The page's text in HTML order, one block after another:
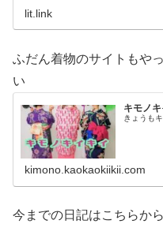
lit.link
ふだん着物のサイトもや
い
キモノ
きょうも
kimono.kaokaokiikii.com
今までの日記はこちらから